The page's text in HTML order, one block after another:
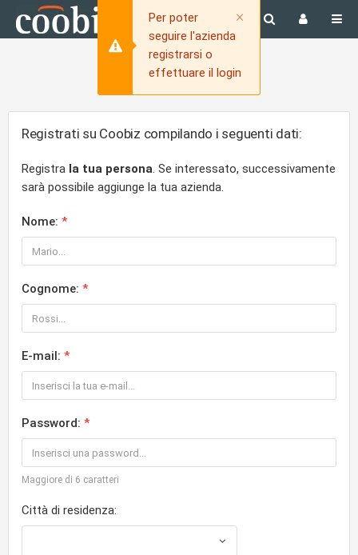
× Close
Per poter
seguire l'azienda
registrarsi o
effettuare il login
Registrati su Coobiz compilando i seguenti dati:
Registra la tua persona. Se interessato, successivamente
sarà possibile aggiunge la tua azienda.
Nome:
Cognome:
E-mail:
Password:
Maggiore di 6 caratteri
Città di residenza: